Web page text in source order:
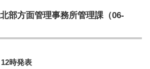
部方面管理事務所管理課（06-
時発表